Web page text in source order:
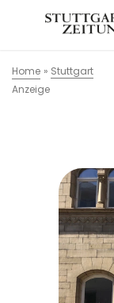
Home » Stuttgart
Anzeige